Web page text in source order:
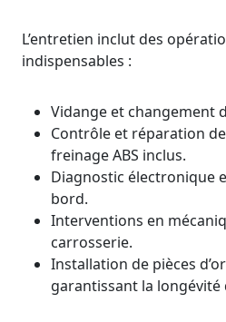
L’entretien inclut des
indispensables :
Vidange et changement
Contrôle et réparation
freinage ABS inclus.
Diagnostic électronique
bord.
Interventions en
carrosserie.
Installation de pièces
garantissant la longévité